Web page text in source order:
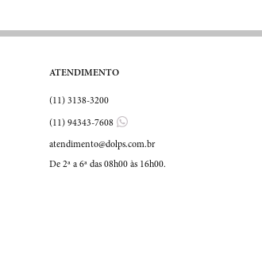
ATENDIMENTO
(11) 3138-3200
(11) 94343-7608
atendimento@dolps.com.br
De 2ª a 6ª das 08h00 às 16h00.